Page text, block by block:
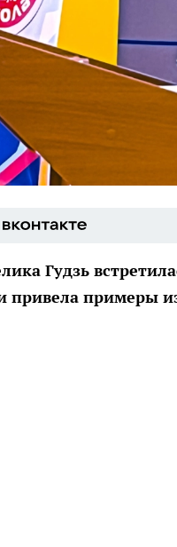
Гудзь
привела примеры